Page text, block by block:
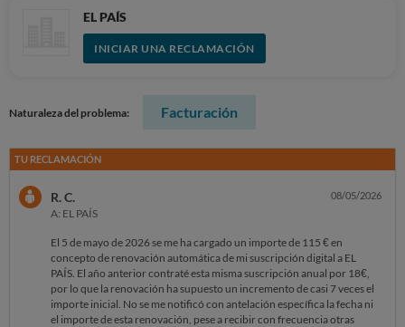
EL PAÍS
INICIAR UNA RECLAMACIÓN
Naturaleza del problema: Facturación
TU RECLAMACIÓN
R. C.
A: EL PAÍS
08/05/2026
El 5 de mayo de 2026 se me ha cargado un importe de 115 € en
concepto de renovación automática de mi suscripción digital a EL
PAÍS. El año anterior contraté esta misma suscripción anual por 18€,
por lo que la renovación ha supuesto un incremento de casi 7 veces el
importe inicial. No se me notificó con antelación específica la fecha ni
el importe de esta renovación, pese a recibir con frecuencia otras